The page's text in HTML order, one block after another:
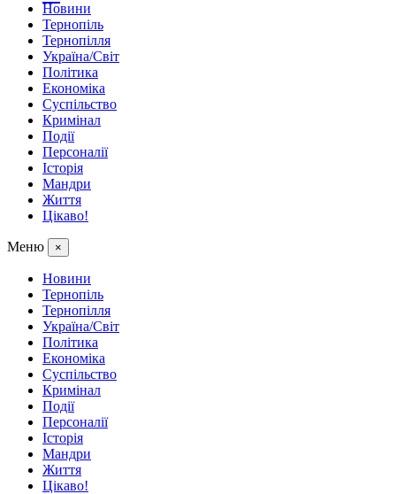
Новини
Тернопіль
Тернопілля
Україна/Світ
Політика
Економіка
Суспільство
Кримінал
Події
Персоналії
Історія
Мандри
Життя
Цікаво!
Меню ×
Новини
Тернопіль
Тернопілля
Україна/Світ
Політика
Економіка
Суспільство
Кримінал
Події
Персоналії
Історія
Мандри
Життя
Цікаво!